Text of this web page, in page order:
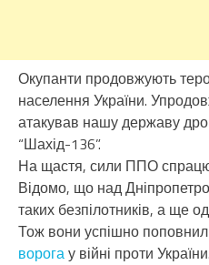
Окупанти продовжують
населення України.
атакував нашу державу
“Шахід-136”.
На щастя, сили ППО
Відомо, що над
таких безпілотників, а
Тож вони успішно
ворогау війні проти України.